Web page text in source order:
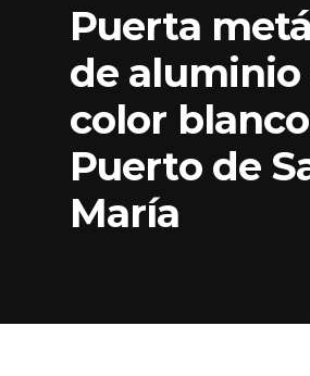
Puerta
de aluminio
color
Puerto de
María